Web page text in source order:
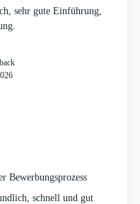
sehr gute Einführung,
Bewerbungsprozess
schnell und gut